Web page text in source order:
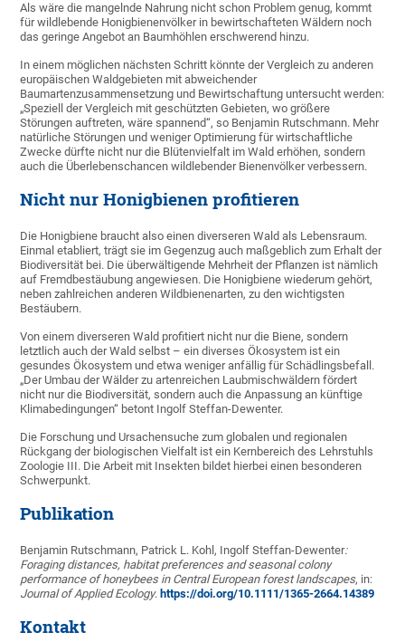
Als wäre die mangelnde Nahrung nicht schon Problem genug, kommt
für wildlebende Honigbienenvölker in bewirtschafteten Wäldern noch
das geringe Angebot an Baumhöhlen erschwerend hinzu.
In einem möglichen nächsten Schritt könnte der Vergleich zu anderen
europäischen Waldgebieten mit abweichender
Baumartenzusammensetzung und Bewirtschaftung untersucht werden:
„Speziell der Vergleich mit geschützten Gebieten, wo größere
Störungen auftreten, wäre spannend“, so Benjamin Rutschmann. Mehr
natürliche Störungen und weniger Optimierung für wirtschaftliche
Zwecke dürfte nicht nur die Blütenvielfalt im Wald erhöhen, sondern
auch die Überlebenschancen wildlebender Bienenvölker verbessern.
Nicht nur Honigbienen profitieren
Die Honigbiene braucht also einen diverseren Wald als Lebensraum.
Einmal etabliert, trägt sie im Gegenzug auch maßgeblich zum Erhalt der
Biodiversität bei. Die überwältigende Mehrheit der Pflanzen ist nämlich
auf Fremdbestäubung angewiesen. Die Honigbiene wiederum gehört,
neben zahlreichen anderen Wildbienenarten, zu den wichtigsten
Bestäubern.
Von einem diverseren Wald profitiert nicht nur die Biene, sondern
letztlich auch der Wald selbst – ein diverses Ökosystem ist ein
gesundes Ökosystem und etwa weniger anfällig für Schädlingsbefall.
„Der Umbau der Wälder zu artenreichen Laubmischwäldern fördert
nicht nur die Biodiversität, sondern auch die Anpassung an künftige
Klimabedingungen“ betont Ingolf Steffan-Dewenter.
Die Forschung und Ursachensuche zum globalen und regionalen
Rückgang der biologischen Vielfalt ist ein Kernbereich des Lehrstuhls
Zoologie III. Die Arbeit mit Insekten bildet hierbei einen besonderen
Schwerpunkt.
Publikation
Benjamin Rutschmann, Patrick L. Kohl, Ingolf Steffan-Dewenter:
Foraging distances, habitat preferences and seasonal colony
performance of honeybees in Central European forest landscapes, in:
Journal of Applied Ecology. https://doi.org/10.1111/1365-2664.14389
Kontakt